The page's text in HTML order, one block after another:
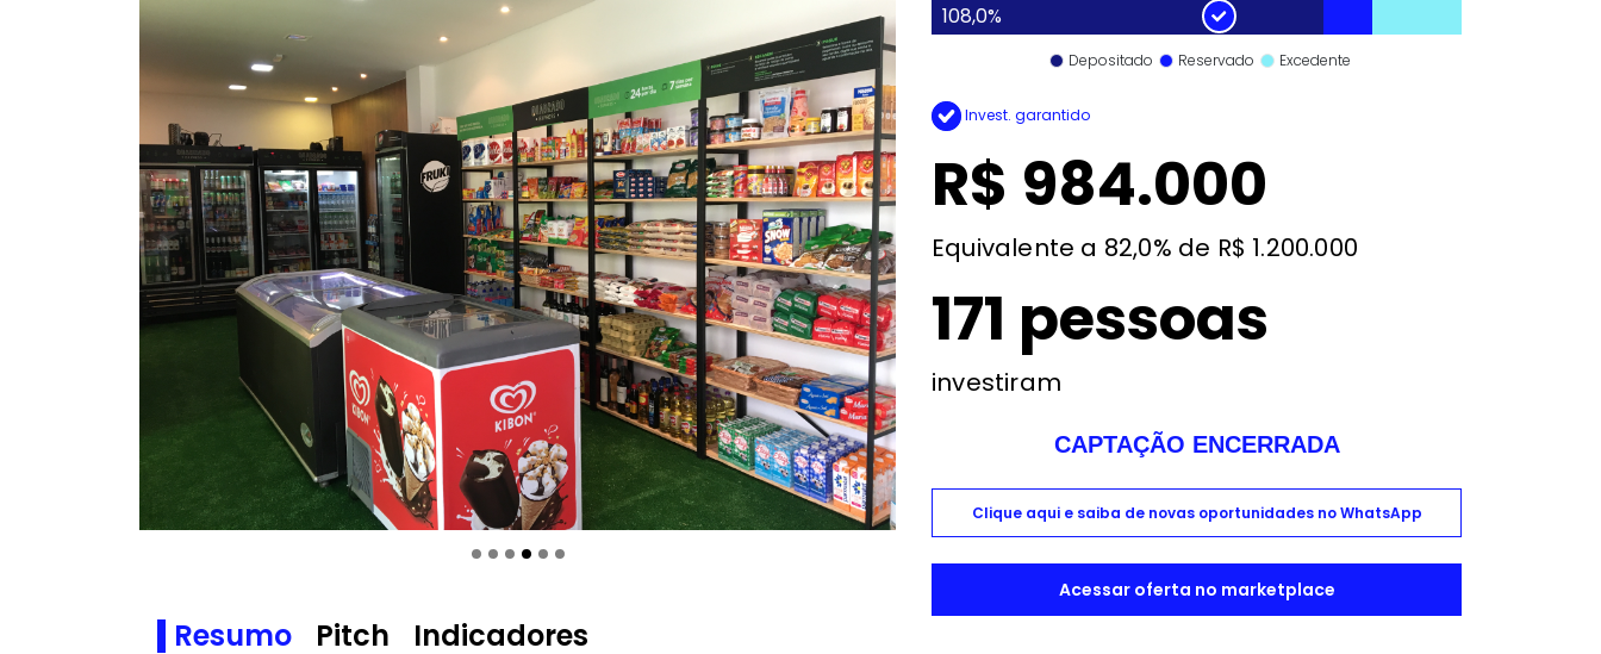
108,0%
Depositado Reservado Excedente
Invest. garantido
R$ 984.000
Equivalente a 82,0% de R$ 1.200.000
171 pessoas
investiram
CAPTAÇÃO ENCERRADA
Clique aqui e saiba de novas oportunidades no WhatsApp
Acessar oferta no marketplace